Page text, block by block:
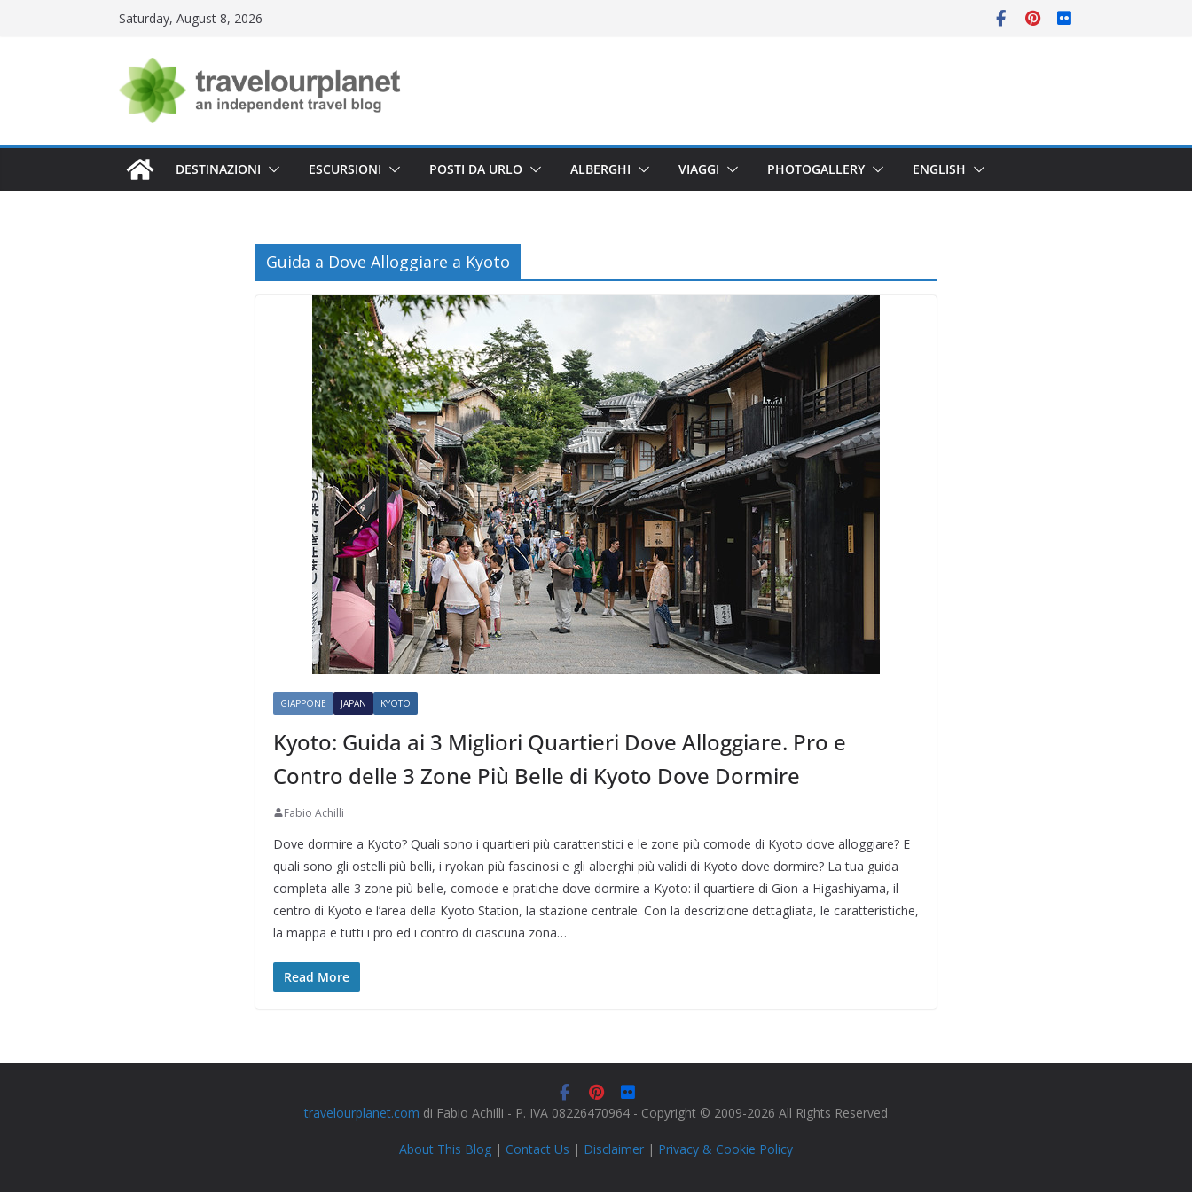
Saturday, August 8, 2026
DESTINAZIONI ESCURSIONI POSTI DA URLO ALBERGHI VIAGGI PHOTOGALLERY ENGLISH
Guida a Dove Alloggiare a Kyoto
GIAPPONE JAPAN KYOTO
Kyoto: Guida ai 3 Migliori Quartieri Dove Alloggiare. Pro e
Contro delle 3 Zone Più Belle di Kyoto Dove Dormire
Fabio Achilli
Dove dormire a Kyoto? Quali sono i quartieri più caratteristici e le zone più comode di Kyoto dove alloggiare? E
quali sono gli ostelli più belli, i ryokan più fascinosi e gli alberghi più validi di Kyoto dove dormire? La tua guida
completa alle 3 zone più belle, comode e pratiche dove dormire a Kyoto: il quartiere di Gion a Higashiyama, il
centro di Kyoto e l’area della Kyoto Station, la stazione centrale. Con la descrizione dettagliata, le caratteristiche,
la mappa e tutti i pro ed i contro di ciascuna zona…
Read More
travelourplanet.com di Fabio Achilli - P. IVA 08226470964 - Copyright © 2009-2026 All Rights Reserved
About This Blog | Contact Us | Disclaimer | Privacy & Cookie Policy